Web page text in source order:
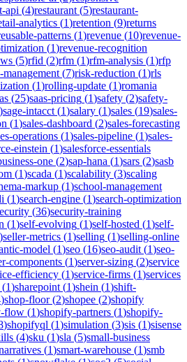
api (4)restaurant (5)restaurant-
analytics (1)retention (9)returns
patterns (1)revenue (10)revenue-
(1)revenue-recognition
(5)rfid (2)rfm (1)rfm-analysis (1)rfp
management (7)risk-reduction (1)rls
(1)rolling-update (1)romania
(25)saas-pricing (1)safety (2)safety-
)sage-intacct (1)salary (1)sales (19)sales-
(1)sales-dashboard (2)sales-forecasting
operations (1)sales-pipeline (1)sales-
einstein (1)salesforce-essentials
one (2)sap-hana (1)sars (2)sasb
(1)scada (1)scalability (3)scaling
markup (1)school-management
(1)search-engine (1)search-optimization
(36)security-training
(1)self-evolving (1)self-hosted (1)self-
)seller-metrics (1)selling (1)selling-online
model (1)seo (16)seo-audit (1)seo-
components (1)server-sizing (2)service
efficiency (1)service-firms (1)services
(1)sharepoint (1)shein (1)shift-
)shop-floor(2)shopee (2)shopify
flow (1)shopify-partners (1)shopify-
)shopifyql (1)simulation (3)sis (1)sisense
(4)sku (1)sla (5)small-business
(1)smart-warehouse (1)smb